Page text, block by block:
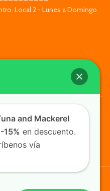
Local 2 - Lunes a Domingo
and Mackerel
-15% en descuento.
vía